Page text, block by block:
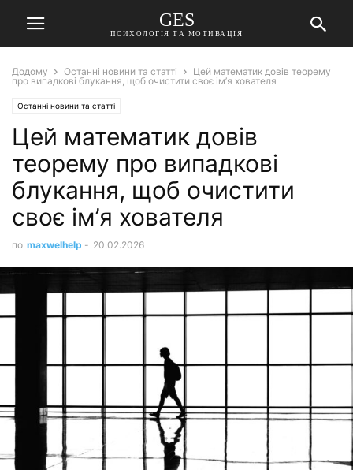
GES
ПСИХОЛОГІЯ ТА МОТИВАЦІЯ
Додому Останні новини та статті
Цей математик довів теорему
про випадкові блукання, щоб очистити своє ім’я хователя
Останні новини та статті
Цей математик довів
теорему про випадкові
блукання, щоб очистити
своє ім’я хователя
по maxwelhelp - 20.02.2026